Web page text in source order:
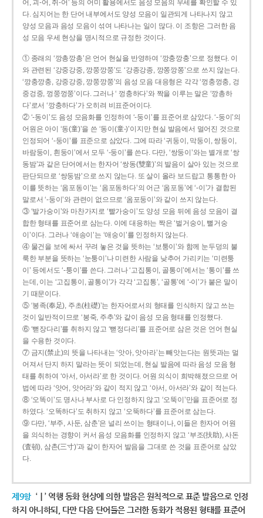
어, 괴-어, 쥐-어’ 등의 어미 활용에서도 음성 모음의 우세를 확인할 수 있
다. 심지어는 한 단어 내부에서도 양성 모음이 일관되게 나타나지 않고
양성 모음과 음성 모음이 섞여 나타나는 일이 많다. 이 조항은 그러한 음
성 모음 우세 현상을 명시적으로 규정한 것이다.
① 종래의 ‘깡총깡총’은 언어 현실을 반영하여 ‘깡충깡충’으로 정했다. 이
와 관련된 ‘강중강중, 깡쭝깡쭝’도 ‘강종강종, 깡쫑깡쫑’으로 쓰지 않는다.
‘깡충깡충, 강중강중, 깡쭝깡쭝’의 음성 모음 대응형은 각각 ‘껑충껑충, 겅
중겅중, 껑쭝껑쭝’이다. 그러나 ‘ 껑충하다’와 짝을 이루는 말은 ‘깡총하
다’로서 ‘깡충하다’가 오히려 비표준어이다.
② ‘-동이’도 음성 모음화를 인정하여 ‘-둥이’를 표준어로 삼았다. ‘-둥이’의
어원은 아이 ‘동(童)’을 쓴 ‘동이(童-)’이지만 현실 발음에서 멀어진 것으로
인정되어 ‘-둥이’를 표준으로 삼았다. 그에 따라 ‘귀둥이, 막둥이, 쌍둥이,
바람둥이, 흰둥이’에서 모두 ‘-둥이’를 쓴다. 다만, ‘쌍둥이’와는 별개로 ‘쌍
동밤’과 같은 단어에서는 한자어 ‘쌍동(雙童)’의 발음이 살아 있는 것으로
판단되므로 ‘쌍둥밤’으로 쓰지 않는다. 또 살이 올라 보드랍고 통통한 아
이를 뜻하는 ‘옴포동이’는 ‘옴포동하다’의 어근 ‘옴포동’에 ‘-이’가 결합된
말로서 ‘-둥이’와 관련이 없으므로 ‘옴포둥이’와 같이 쓰지 않는다.
③ ‘발가숭이’와 마찬가지로 ‘빨가숭이’도 양성 모음 뒤에 음성 모음이 결
합한 형태를 표준어로 삼는다. 이에 대응하는 짝은 ‘벌거숭이, 뻘거숭
이’이다. 그러나 ‘애송이’는 ‘애숭이’를 인정하지 않는다.
④ 물건을 보에 싸서 꾸려 놓은 것을 뜻하는 ‘보퉁이’와 함께 눈두덩의 불
룩한 부분을 뜻하는 ‘눈퉁이’나 미련한 사람을 낮추어 가리키는 ‘미련퉁
이’ 등에서도 ‘-퉁이’를 쓴다. 그러나 ‘고집통이, 골통이’에서는 ‘통이’를 쓰
는데, 이는 ‘고집통이, 골통이’가 각각 ‘고집통’, ‘골통’에 ‘-이’가 붙은 말이
기 때문이다.
⑤ ‘봉족(奉足), 주초(柱礎)’는 한자어로서의 형태를 인식하지 않고 쓰는
것이 일반적이므로 ‘봉죽, 주추’와 같이 음성 모음 형태를 인정했다.
⑥ ‘뻗장다리’를 취하지 않고 ‘뻗정다리’를 표준어로 삼은 것은 언어 현실
을 수용한 것이다.
⑦ 금지(禁止)의 뜻을 나타내는 ‘앗아, 앗아라’는 빼앗는다는 원뜻과는 멀
어져서 단지 하지 말라는 뜻이 되었는데, 현실 발음에 따라 음성 모음 형
태를 취하여 ‘아서, 아서라’로 한 것이다. 어원 의식이 희박해졌으므로 어
법에 따라 ‘앗어, 앗어라’와 같이 적지 않고 ‘아서, 아서라’와 같이 적는다.
⑧ ‘오똑이’도 명사나 부사로 다 인정하지 않고 ‘오뚝이’만을 표준어로 정
하였다. ‘오똑하다’도 취하지 않고 ‘오뚝하다’를 표준어로 삼는다.
⑨ 다만, ‘부주, 사둔, 삼춘’은 널리 쓰이는 형태이나, 이들은 한자어 어원
을 의식하는 경향이 커서 음성 모음화를 인정하지 않고 ‘부조(扶助), 사돈
(査頓), 삼촌(三寸)’과 같이 한자어 발음을 그대로 쓴 것을 표준어로 삼았
다.
제9항 ‘ㅣ’ 역행 동화 현상에 의한 발음은 원칙적으로 표준 발음으로 인정
하지 아니하되, 다만 다음 단어들은 그러한 동화가 적용된 형태를 표준어